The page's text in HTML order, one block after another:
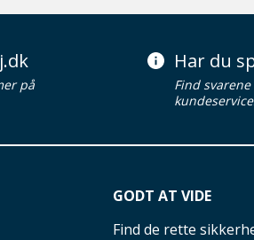
på
Har du
Find
GODT AT VIDE
Find de rette